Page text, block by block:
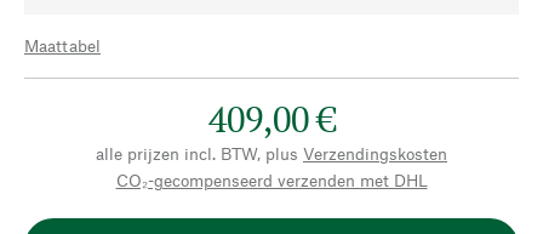
Maattabel
409,00 €
alle prijzen incl. BTW, plus Verzendingskosten
CO₂-gecompenseerd verzenden met DHL